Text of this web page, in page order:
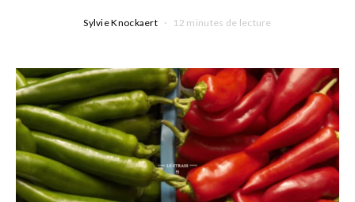
Sylvie Knockaert 12 minutes de lecture